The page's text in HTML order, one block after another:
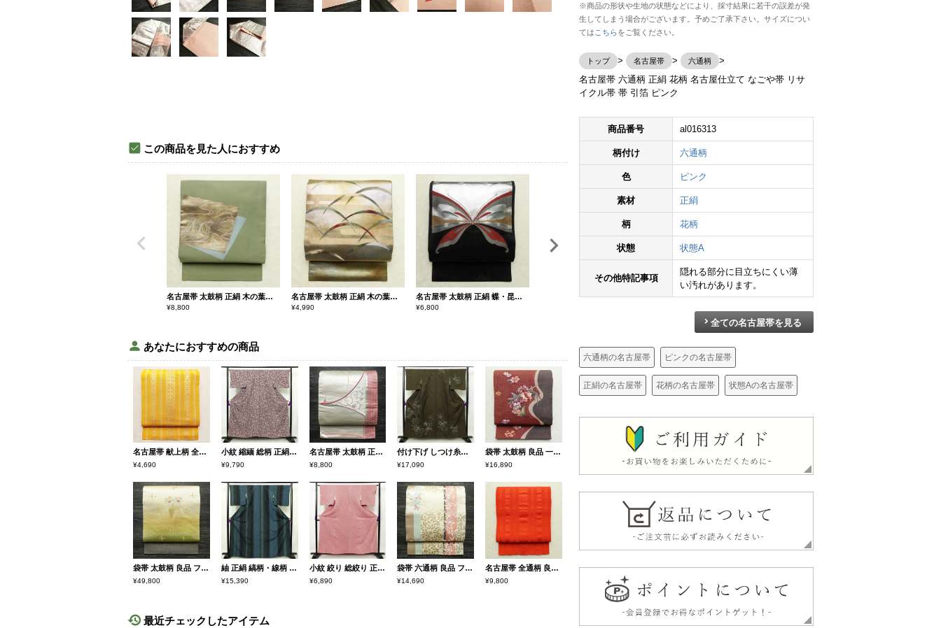
※商品の形状や生地の状態などにより、採寸結果に若干の誤差が発
生してしまう場合がございます。予めご了承下さい。サイズについ
ては こちらをご覧ください。
トップ 名古屋帯 六通柄
名古屋帯 六通柄 正絹 花柄 名古屋仕立て なごや帯 リサ
イクル帯 帯 引箔 ピンク
商品番号 al016313
柄付け 六通柄
色 ピンク
素材 正絹
柄 花柄
状態 状態A
その他特記事項
隠れる部分に目立ちにくい薄
い汚れがあります。
全ての名古屋帯を見る
六通柄の名古屋帯 ピンクの名古屋帯
正絹の名古屋帯 花柄の名古屋帯 状態Aの名古屋帯
この商品を見た人におすすめ
名古屋帯 太鼓柄 正絹 木の葉・植物柄 名古屋仕立て なごや帯 リサイクル帯 帯 引箔 シンプル 緑・うぐいす色
¥8,800
名古屋帯 太鼓柄 正絹 木の葉・植物柄 名古屋仕立て なごや帯 リサイクル帯 帯 芝 引箔 金・銀
¥4,990
名古屋帯 太鼓柄 正絹 蝶・昆虫柄 名古屋仕立て なごや帯 リサイクル帯 帯 箔 引箔 黒
¥6,800
名古屋帯 太鼓柄 正絹 木の葉・植物柄 名古屋仕立て なごや帯 リサイクル帯 帯 銀糸 紫・藤色 名古屋帯 太鼓柄 正絹 木の葉・植物柄 名古屋仕立て なごや帯 リサイクル帯 帯 引箔 橙
あなたにおすすめの商品
名古屋帯 献上柄 全通柄 正絹 縞柄・線柄 松葉仕立て 帯 黄・黄土色
¥4,690
小紋 縮緬 総柄 正絹 花柄 袷仕立て 身丈155cm 裄丈65.5cm リサイクル着物 着物 紫・藤色
¥9,790
名古屋帯 太鼓柄 正絹 古典柄 通し仕立て なごや帯 リサイクル帯 帯 箔 シンプル 金・銀
¥8,800
付け下げ しつけ糸付き 正絹 木の葉・植物柄 袷仕立て 身丈159cm 裄丈68cm 附下 着物 茶
¥17,090
袋帯 太鼓柄 良品 一般用 正絹 花柄 小豆・エンジ
¥16,890
袋帯 太鼓柄 良品 フォーマル用 正絹 花柄 多色使い
¥49,800
紬 正絹 縞柄・線柄 袷仕立て 身丈166cm 裄丈67cm 着物 モダン 青・紺
¥15,390
小紋 絞り 総絞り 正絹 古典柄 袷仕立て 身丈159.5cm 裄丈63.5cm ピンク
¥6,890
袋帯 六通柄 良品 フォーマル用 正絹 人物・動物柄 クリーム
¥14,690
名古屋帯 全通柄 良品 夏用 混紡 縞柄・線柄 松葉仕立て なごや帯 リサイクル帯 帯 橙
¥9,800
最近チェックしたアイテム